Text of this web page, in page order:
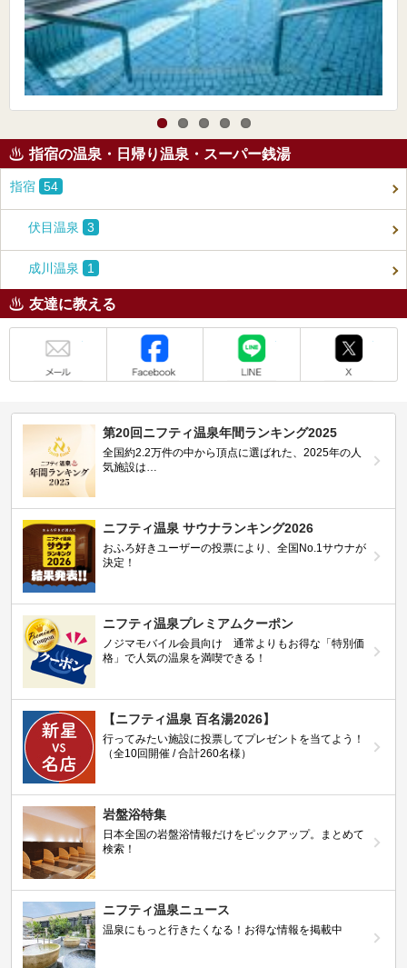
指宿の温泉・日帰り温泉・スーパー銭湯
指宿 54
伏目温泉 3
成川温泉 1
友達に教える
第20回ニフティ温泉年間ランキング2025
全国約2.2万件の中から頂点に選ばれた、2025年の人
気施設は…
ニフティ温泉 サウナランキング2026
おふろ好きユーザーの投票により、全国No.1サウナが
決定！
ニフティ温泉プレミアムクーポン
ノジマモバイル会員向け 通常よりもお得な「特別価
格」で人気の温泉を満喫できる！
【ニフティ温泉 百名湯2026】
行ってみたい施設に投票してプレゼントを当てよう！
（全10回開催 / 合計260名様）
岩盤浴特集
日本全国の岩盤浴情報だけをピックアップ。まとめて
検索！
ニフティ温泉ニュース
温泉にもっと行きたくなる！お得な情報を掲載中